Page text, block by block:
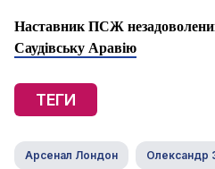
Наставник ПСЖ
Саудівську Аравію
ТЕГИ
Арсенал Лондон Олександр